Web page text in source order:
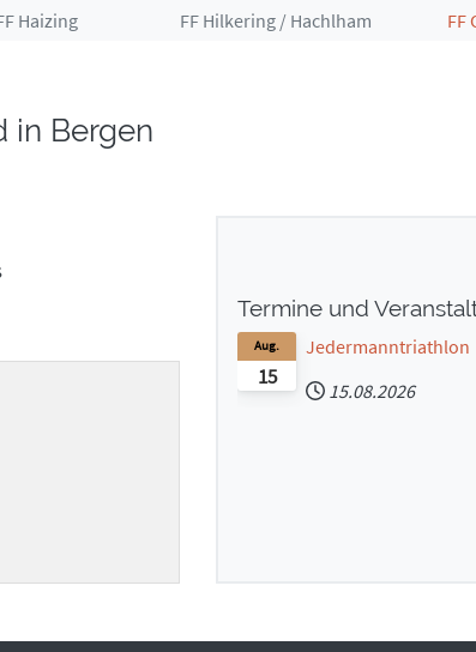
Haizing FF Hilkering / Hachlham FF
in Bergen
Termine und
15
Aug.
Jedermanntriathlon
15.08.2026